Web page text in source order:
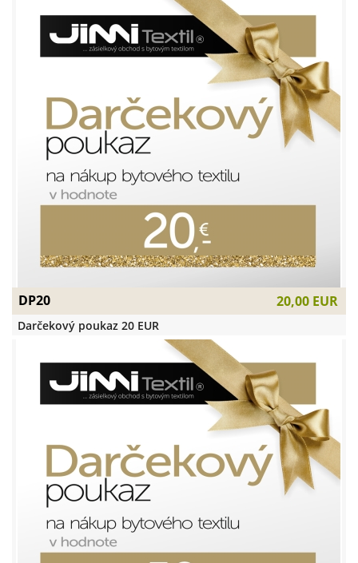
DP20 20,00 EUR
Darčekový poukaz 20 EUR